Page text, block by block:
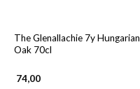
The Glenallachie 7y Hungarian
Oak 70cl
74,00